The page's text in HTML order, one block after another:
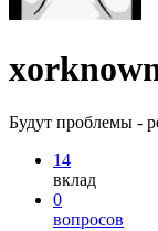
Будут проблемы -
14
вклад
0
вопросов